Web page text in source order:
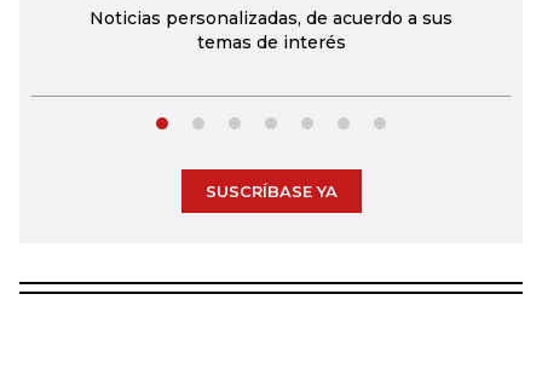
Noticias personalizadas, de acuerdo a sus
temas de interés
SUSCRÍBASE YA